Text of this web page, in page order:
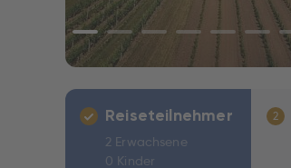
Reiseteilnehmer
2 Erwachsene
0 Kinder
2